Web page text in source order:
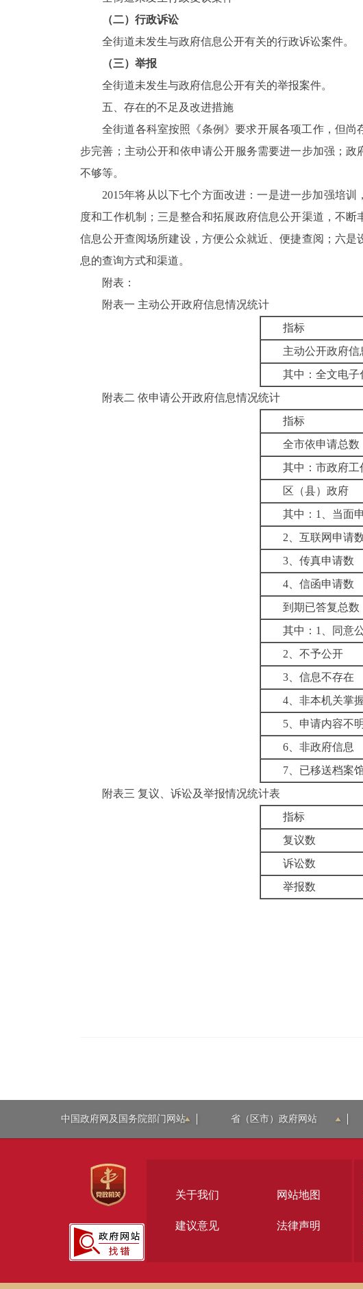
（二）行政诉讼
全街道未发生与政府信息公开有关的行政诉讼案件。
（三）举报
全街道未发生与政府信息公开有关的举报案件。
五、存在的不足及改进措施
全街道各科室按照《条例》要求开展各项工作，但
步完善；主动公开和依申请公开服务需要进一步加强；
不够等。
2015年将从以下七个方面改进：一是进一步加强培
度和工作机制；三是整合和拓展政府信息公开渠道，不
信息公开查阅场所建设，方便公众就近、便捷查阅；六
息的查询方式和渠道。
附表：
附表一 主动公开政府信息情况统计
指标
主动公开政府信
其中：全文电子
附表二 依申请公开政府信息情况统计
指标
全市依申请总数
其中：市政府工
区（县）政府
其中： 1 、当面
2 、互联网申请
3 、传真申请数
4 、信函申请数
到期已答复总数
其中： 1 、同意
2 、不予公开
3 、信息不存在
4 、非本机关掌
5 、申请内容不
6 、非政府信息
7 、已移送档案
附表三 复议、诉讼及举报情况统计表
指标
复议数
诉讼数
举报数
中国政府网及国务院部门网站 省（区市）政府网站
关于我们 网站地图
建议意见 法律声明